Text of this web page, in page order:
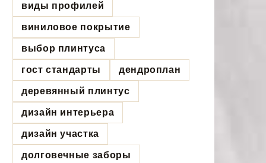
виды профилей
виниловое покрытие
выбор плинтуса
гост стандарты дендроплан
деревянный плинтус
дизайн интерьера
дизайн участка
долговечные заборы